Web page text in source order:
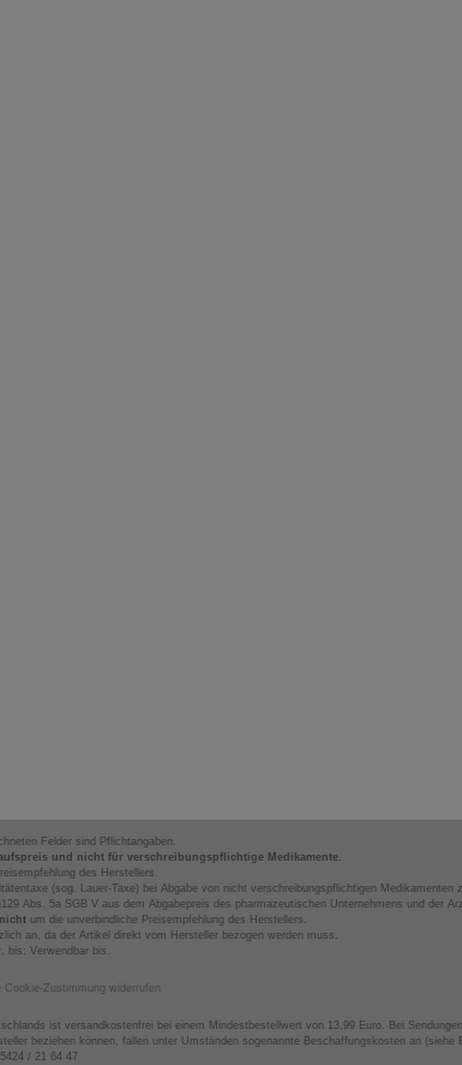
Felder sind Pflichtangaben.
und nicht für verschreibungspflichtige Medikamente.
des Herstellers.
(sog. Lauer-Taxe) bei Abgabe von nicht verschreibungspflichtigen Medikamenten
Abs. 5a SGB V aus dem Abgabepreis des pharmazeutischen Unternehmens und der
nicht um die unverbindliche Preisempfehlung des Herstellers.
an, da der Artikel direkt vom Hersteller bezogen werden muss.
bis: Verwendbar bis.
Cookie-Zustimmung widerrufen
ist versandkostenfrei bei einem Mindestbestellwert von 13,99 Euro. Bei
beziehen können, fallen unter Umständen sogenannte Beschaffungskosten an (siehe
/ 21 64 47